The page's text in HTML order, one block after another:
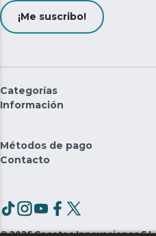
¡Me suscribo!
Categorías
Información
Métodos de pago
Contacto